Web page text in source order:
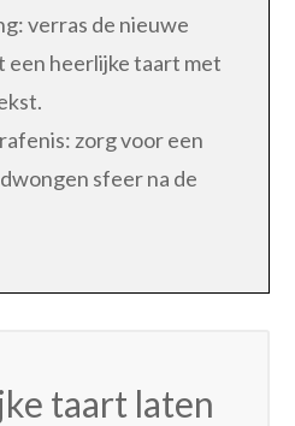
verras de nieuwe
een heerlijke taart met
zorg voor een
sfeer na de
taart laten